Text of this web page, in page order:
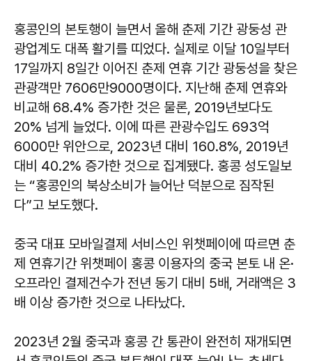
홍콩인의 본토행이 늘면서 올해 춘제 기간 광둥성 관
광업계도 대폭 활기를 띠었다. 실제로 이달 10일부터
17일까지 8일간 이어진 춘제 연휴 기간 광둥성을 찾은
관광객만 7606만9000명이다. 지난해 춘제 연휴와
비교해 68.4% 증가한 것은 물론, 2019년보다도
20% 넘게 늘었다. 이에 따른 관광수입도 693억
6000만 위안으로, 2023년 대비 160.8%, 2019년
대비 40.2% 증가한 것으로 집계됐다. 홍콩 성도일보
는 “홍콩인의 북상소비가 늘어난 덕분으로 짐작된
다”고 보도했다.
중국 대표 모바일결제 서비스인 위챗페이에 따르면 춘
제 연휴기간 위챗페이 홍콩 이용자의 중국 본토 내 온·
오프라인 결제건수가 전년 동기 대비 5배, 거래액은 3
배 이상 증가한 것으로 나타났다.
2023년 2월 중국과 홍콩 간 통관이 완전히 재개되면